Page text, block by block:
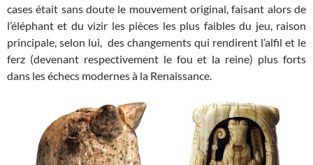
cases était sans doute le mouvement original, faisant alors de
l’éléphant et du vizir les pièces les plus faibles du jeu, raison
principale, selon lui, des changements qui rendirent l’alfil et le
ferz (devenant respectivement le fou et la reine) plus forts
dans les échecs modernes à la Renaissance.